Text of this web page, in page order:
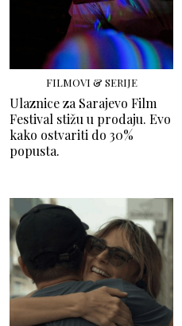
FILMOVI & SERIJE
Ulaznice za Sarajevo Film
Festival stižu u prodaju. Evo
kako ostvariti do 30%
popusta.